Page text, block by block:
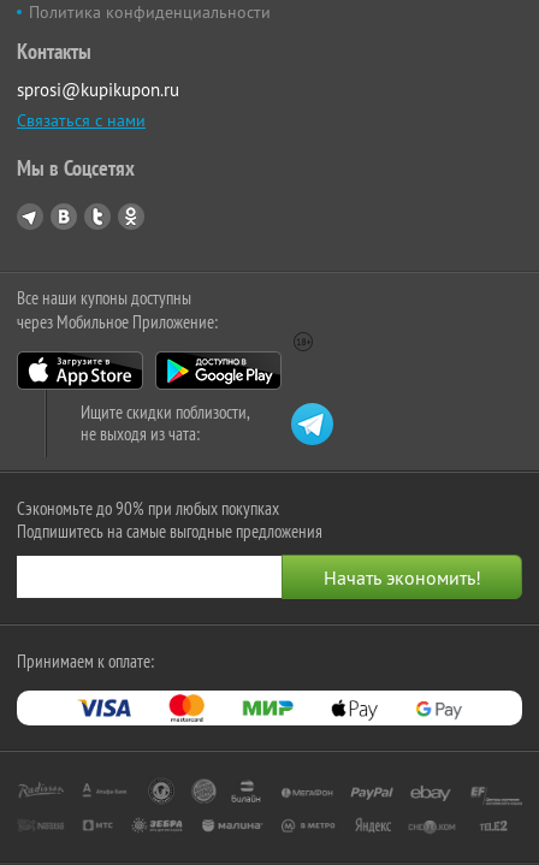
Политика конфиденциальности
Контакты
sprosi@kupikupon.ru
Связаться с нами
Мы в Соцсетях
Все наши купоны доступны
через Мобильное Приложение:
Ищите скидки поблизости,
не выходя из чата:
Сэкономьте до 90% при любых покупках
Подпишитесь на самые выгодные предложения
Принимаем к оплате: